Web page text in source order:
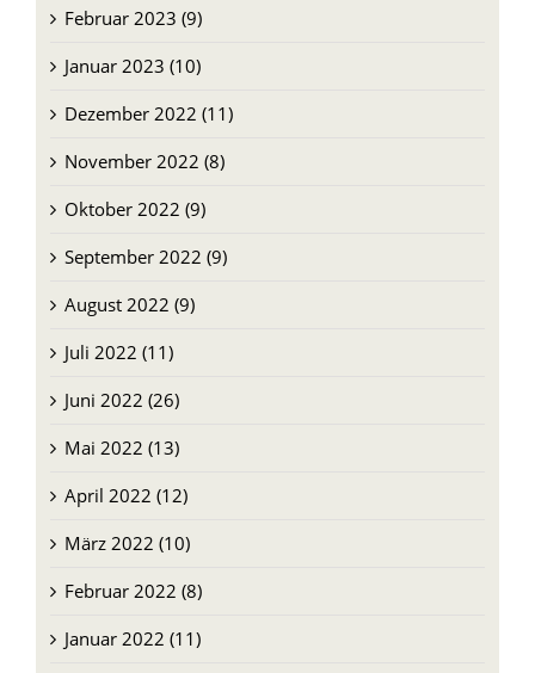
Februar 2023 (9)
Januar 2023 (10)
Dezember 2022 (11)
November 2022 (8)
Oktober 2022 (9)
September 2022 (9)
August 2022 (9)
Juli 2022 (11)
Juni 2022 (26)
Mai 2022 (13)
April 2022 (12)
März 2022 (10)
Februar 2022 (8)
Januar 2022 (11)